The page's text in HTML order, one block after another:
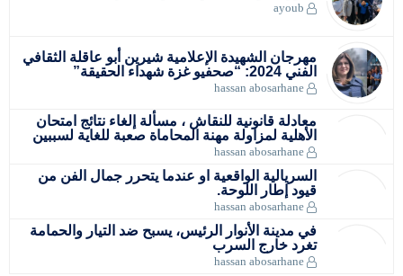
ayoub
مهرجان الشهيدة الإعلامية شيرين أبو عاقلة الثقافي
الفني 2024: “صحفيو غزة شهداء الحقيقة”
hassan abosarhane
معادلة قانونية للنقاش ، مسألة إلغاء نتائج امتحان
الأهلية لمزاولة مهنة المحاماة صعبة للغاية لسببين
hassan abosarhane
السريالية الواقعية او عندما يتحرر جمال الفن من
قيود إطار اللوحة.
hassan abosarhane
في مدينة الأنوار الرئيس، يسبح ضد التيار والحمامة
تغرد خارج السرب
hassan abosarhane